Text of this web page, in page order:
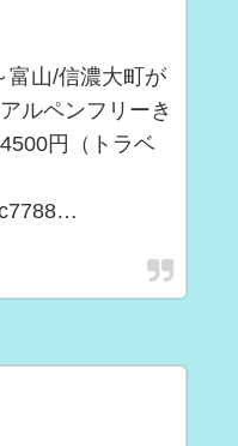
富山/信濃大町が
ルペンフリーき
円（トラベ